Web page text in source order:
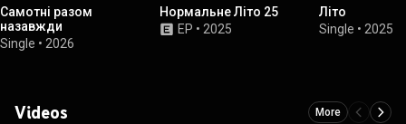
Самотні разом
назавжди
Single • 2026
Нормальне Літо 25
EP • 2025
Літо
Single • 2025
Videos More